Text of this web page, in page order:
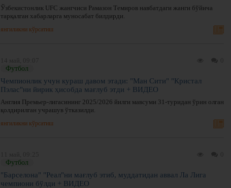
Ўзбекистонлик UFC жангчиси Рамазон Темиров навбатдаги жанги бўйича
тарқалган хабарларга муносабат билдирди.
янгиликни кўрсатиш
Футбол
Чемпионлик учун кураш давом этади: "Ман Сити" "Кристал
Пэлас"ни йирик ҳисобда мағлуб этди + ВИДЕО
Англия Премьер-лигасининг 2025/2026 йилги мавсуми 31-туридан ўрин олган
қолдирилган учрашув ўтказилди.
янгиликни кўрсатиш
Футбол
"Барселона" "Реал"ни мағлуб этиб, муддатидан аввал Ла Лига
чемпиони бўлди + ВИДЕО